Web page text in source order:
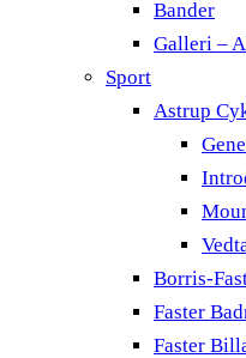
Bander
Galleri –
Sport
Astrup
Borris-
Faster
Faster